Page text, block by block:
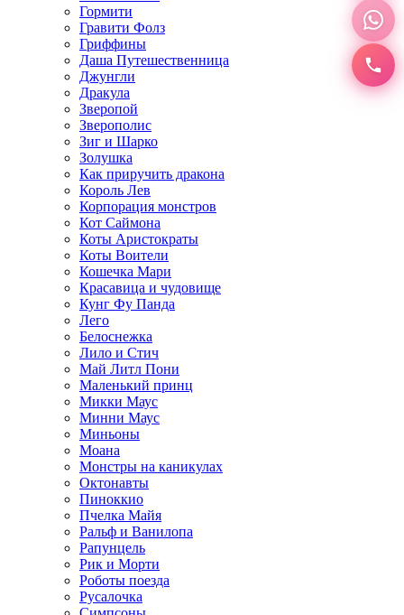
Гормити
Гравити Фолз
Гриффины
Даша Путешественница
Джунгли
Дракула
Зверопой
Зверополис
Зиг и Шарко
Золушка
Как приручить дракона
Король Лев
Корпорация монстров
Кот Саймона
Коты Аристократы
Коты Воители
Кошечка Мари
Красавица и чудовище
Кунг Фу Панда
Лего
Белоснежка
Лило и Стич
Май Литл Пони
Маленький принц
Микки Маус
Минни Маус
Миньоны
Моана
Монстры на каникулах
Октонавты
Пиноккио
Пчелка Майя
Ральф и Ванилопа
Рапунцель
Рик и Морти
Роботы поезда
Русалочка